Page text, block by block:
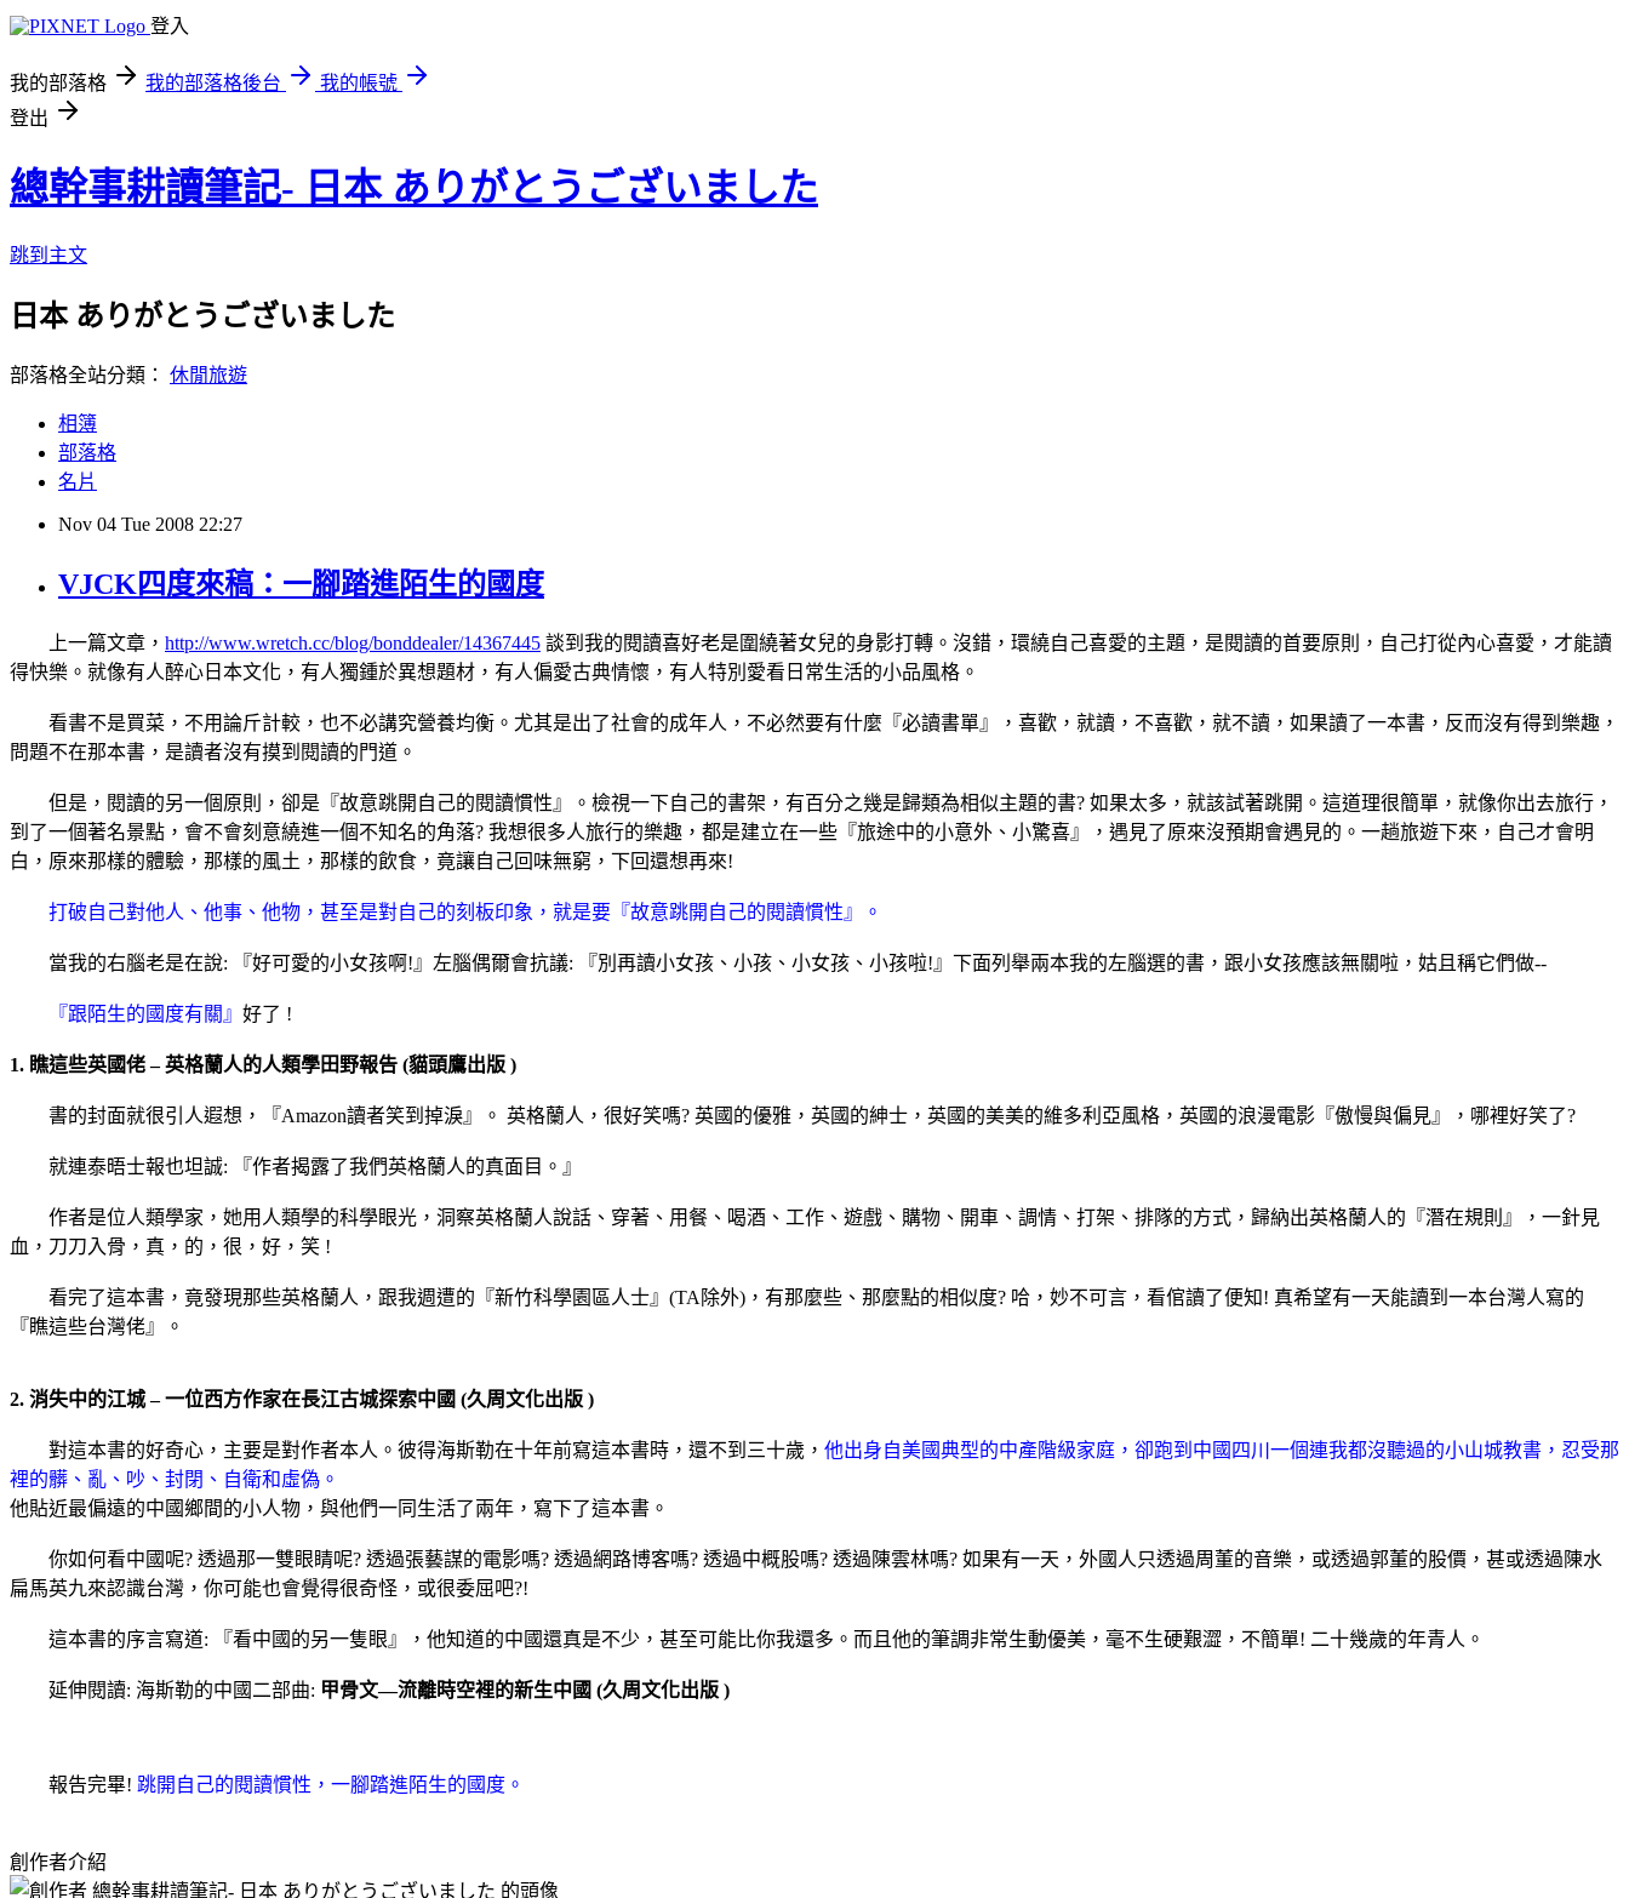
登入
我的部落格 我的部落格後台
我的帳號
登出
總幹事耕讀筆記- 日本 ありがとうございました
跳到主文
日本 ありがとうございました
部落格全站分類： 休閒旅遊
相簿
部落格
名片
Nov 04 Tue 2008 22:27
VJCK四度來稿：一腳踏進陌生的國度
上一篇文章， http://www.wretch.cc/blog/bonddealer/14367445 談到我的閱讀喜好老是圍繞著女兒的身影打轉。沒錯，環繞自己喜愛的主題，是閱讀的首要原則，自己打從內心喜愛，才能讀
得快樂。就像有人醉心日本文化，有人獨鍾於異想題材，有人偏愛古典情懷，有人特別愛看日常生活的小品風格。
看書不是買菜，不用論斤計較，也不必講究營養均衡。尤其是出了社會的成年人，不必然要有什麼『必讀書單』，喜歡，就讀，不喜歡，就不讀，如果讀了一本書，反而沒有得到樂趣，
問題不在那本書，是讀者沒有摸到閱讀的門道。
但是，閱讀的另一個原則，卻是『故意跳開自己的閱讀慣性』。檢視一下自己的書架，有百分之幾是歸類為相似主題的書? 如果太多，就該試著跳開。這道理很簡單，就像你出去旅行，
到了一個著名景點，會不會刻意繞進一個不知名的角落? 我想很多人旅行的樂趣，都是建立在一些『旅途中的小意外、小驚喜』，遇見了原來沒預期會遇見的。一趟旅遊下來，自己才會明
白，原來那樣的體驗，那樣的風土，那樣的飲食，竟讓自己回味無窮，下回還想再來!
打破自己對他人、他事、他物，甚至是對自己的刻板印象，就是要『故意跳開自己的閱讀慣性』。
當我的右腦老是在說: 『好可愛的小女孩啊!』左腦偶爾會抗議: 『別再讀小女孩、小孩、小女孩、小孩啦!』下面列舉兩本我的左腦選的書，跟小女孩應該無關啦，姑且稱它們做--
『跟陌生的國度有關』 好了 !
1. 瞧這些英國佬 – 英格蘭人的人類學田野報告 (貓頭鷹出版 )
書的封面就很引人遐想，『Amazon讀者笑到掉淚』。 英格蘭人，很好笑嗎? 英國的優雅，英國的紳士，英國的美美的維多利亞風格，英國的浪漫電影『傲慢與偏見』，哪裡好笑了?
就連泰晤士報也坦誠: 『作者揭露了我們英格蘭人的真面目。』
作者是位人類學家，她用人類學的科學眼光，洞察英格蘭人說話、穿著、用餐、喝酒、工作、遊戲、購物、開車、調情、打架、排隊的方式，歸納出英格蘭人的『潛在規則』，一針見
血，刀刀入骨，真，的，很，好，笑 !
看完了這本書，竟發現那些英格蘭人，跟我週遭的『新竹科學園區人士』(TA除外)，有那麼些、那麼點的相似度? 哈，妙不可言，看倌讀了便知! 真希望有一天能讀到一本台灣人寫的
『瞧這些台灣佬』。
2. 消失中的江城 – 一位西方作家在長江古城探索中國 (久周文化出版 )
對這本書的好奇心，主要是對作者本人。彼得海斯勒在十年前寫這本書時，還不到三十歲， 他出身自美國典型的中產階級家庭，卻跑到中國四川一個連我都沒聽過的小山城教書，忍受那
裡的髒、亂、吵、封閉、自衛和虛偽。
他貼近最偏遠的中國鄉間的小人物，與他們一同生活了兩年，寫下了這本書。
你如何看中國呢? 透過那一雙眼睛呢? 透過張藝謀的電影嗎? 透過網路博客嗎? 透過中概股嗎? 透過陳雲林嗎? 如果有一天，外國人只透過周董的音樂，或透過郭董的股價，甚或透過陳水
扁馬英九來認識台灣，你可能也會覺得很奇怪，或很委屈吧?!
這本書的序言寫道: 『看中國的另一隻眼』，他知道的中國還真是不少，甚至可能比你我還多。而且他的筆調非常生動優美，毫不生硬艱澀，不簡單! 二十幾歲的年青人。
延伸閱讀: 海斯勒的中國二部曲: 甲骨文—流離時空裡的新生中國 (久周文化出版 )
報告完畢! 跳開自己的閱讀慣性，一腳踏進陌生的國度。
創作者介紹